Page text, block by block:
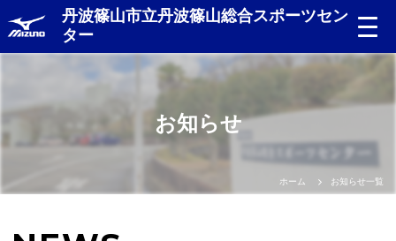
丹波篠山市立丹波篠山総合スポーツセン
ター
お知らせ
ホーム お知らせ一覧